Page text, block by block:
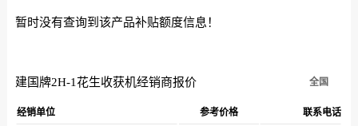
暂时没有查询到该产品补贴额度信息！
建国牌2H-1花生收获机经销商报价 全国
经销单位 参考价格 联系电话